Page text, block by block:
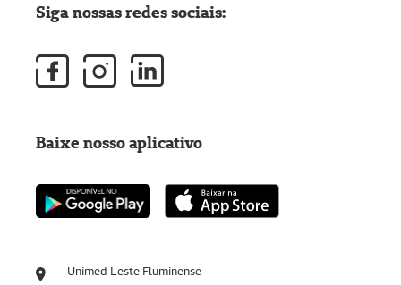
Unimed Leste Fluminense
Siga nossas redes sociais:
Baixe nosso aplicativo